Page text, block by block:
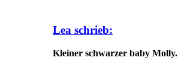
Lea schrieb:
Kleiner schwarzer baby Molly.